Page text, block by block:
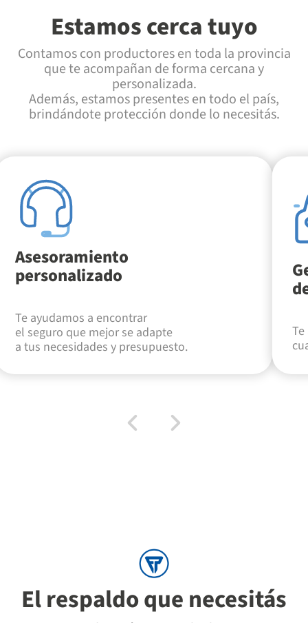
Estamos cerca tuyo
Contamos con productores en toda la provincia
que te acompañan de forma cercana y
personalizada.
Además, estamos presentes en todo el país,
brindándote protección donde lo necesitás.
Asesoramiento
personalizado
Te ayudamos a encontrar
el seguro que mejor se adapte
a tus necesidades y presupuesto.
El respaldo que necesitás